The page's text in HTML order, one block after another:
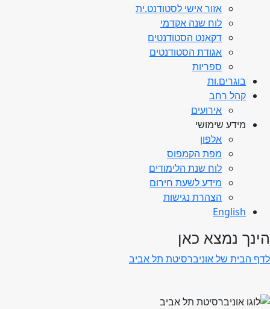
אזור אישי לסטודנט.ית
לוח שנה אקדמי
דקאנט הסטודנטים
אגודת הסטודנטים
ספריות
בוגרים.ות
קהל רחב
אירועים
מידע שימושי
אלפון
מפת הקמפוס
לוח שנת הלימודים
מידע לשעת חירום
הצהרת נגישות
English
הינך נמצא כאן
לדף הבית של אוניברסיטת תל אביב